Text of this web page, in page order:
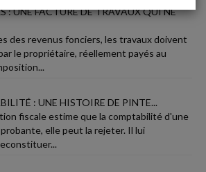
: UNE FACTURE DE TRAVAUX QUI NE
des revenus fonciers, les travaux doivent
le propriétaire, réellement payés au
: UNE HISTOIRE DE PINTE...
fiscale estime que la comptabilité d'une
elle peut la rejeter. Il lui